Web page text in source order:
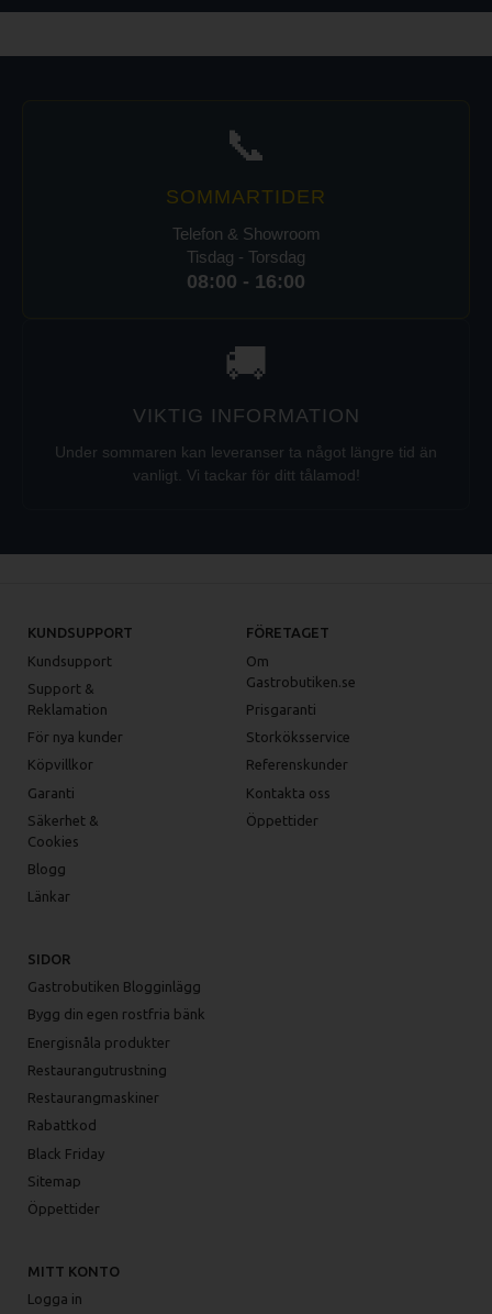
📞
SOMMARTIDER
Telefon & Showroom
Tisdag - Torsdag
08:00 - 16:00
🚚
VIKTIG INFORMATION
Under sommaren kan leveranser ta något längre tid än
vanligt. Vi tackar för ditt tålamod!
KUNDSUPPORT
Kundsupport
Support &
Reklamation
För nya kunder
Köpvillkor
Garanti
Säkerhet &
Cookies
Blogg
Länkar
FÖRETAGET
Om
Gastrobutiken.se
Prisgaranti
Storköksservice
Referenskunder
Kontakta oss
Öppettider
SIDOR
Gastrobutiken Blogginlägg
Bygg din egen rostfria bänk
Energisnåla produkter
Restaurangutrustning
Restaurangmaskiner
Rabattkod
Black Friday
Sitemap
Öppettider
MITT KONTO
Logga in